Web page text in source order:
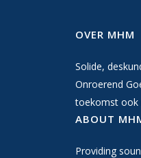
OVER MHM
Solide,
Onroerend
toekomst ook
ABOUT
Providing